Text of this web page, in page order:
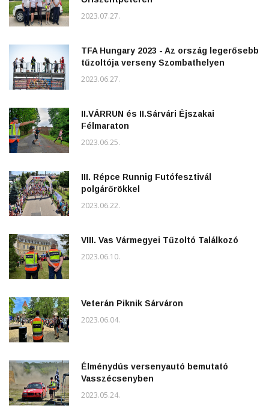
2023.07.27.
TFA Hungary 2023 - Az ország legerősebb
tűzoltója verseny Szombathelyen
2023.06.27.
II.VÁRRUN és II.Sárvári Éjszakai
Félmaraton
2023.06.25.
III. Répce Runnig Futófesztivál
polgárőrökkel
2023.06.22.
VIII. Vas Vármegyei Tűzoltó Találkozó
2023.06.10.
Veterán Piknik Sárváron
2023.06.04.
Élménydús versenyautó bemutató
Vasszécsenyben
2023.05.24.